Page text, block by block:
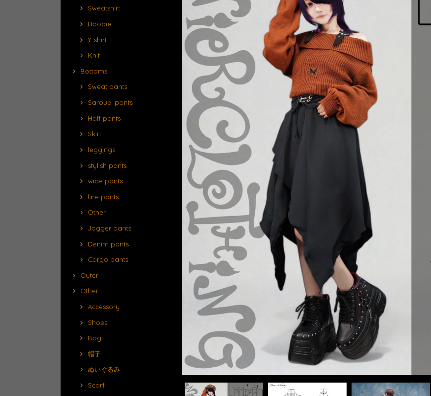
Sweatshirt
Hoodie
Y-shirt
Knit
Bottoms
Sweat pants
Sarouel pants
Half pants
Skirt
leggings
stylish pants
wide pants
line pants
Other
Jogger pants
Denim pants
Cargo pants
Outer
Other
Accessory
Shoes
Bag
帽子
ぬいぐるみ
Scarf